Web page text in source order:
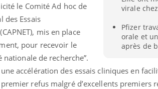
virale
Pfizer
orale et
après de
le Comité Ad hoc de
des Essais
mis en place
pour recevoir le
nationale de recherche”.
accélération des essais cliniques en
refus malgré d’excellents